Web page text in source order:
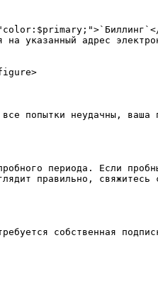
указанный адрес
попытки неудачны, ваша
периода. Если
правильно, свяжитесь
собственная